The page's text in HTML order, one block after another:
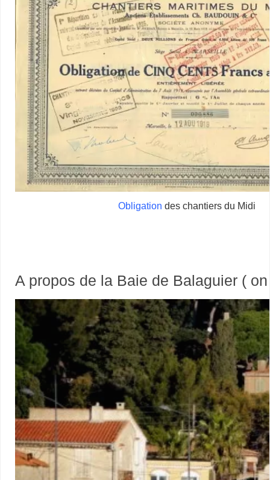
Obligation des chantiers du Midi
A propos de la Baie de Balaguier (